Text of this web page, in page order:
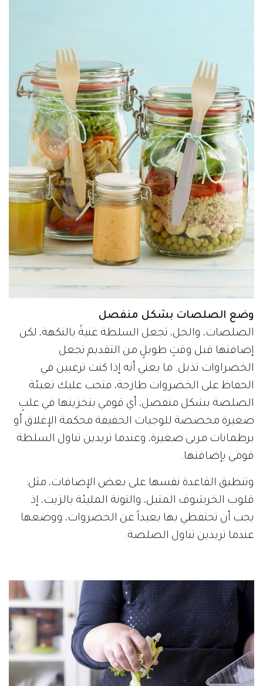
وضع الصلصات بشكل منفصل
الصلصات، والخل، تجعل السلطة غنيةً بالنكهة، لكن
إضافتها قبل وقتٍ طويلٍ من التقديم تجعل
الخضراوات تذبل. ما يعني أنه إذا كنت ترغبين في
الحفاظ على الخضروات طازجة، فتجب عليك تعبئة
الصلصة بشكل منفصل، أي قومي بتخزينها في علبٍ
صغيرة مخصصة للوجبات الخفيفة محكمة الإغلاق أو
برطمانات مربى صغيرة، وعندما تريدين تناول السلطة
قومي بإضافتها.
وتنطبق القاعدة نفسها على بعض الإضافات، مثل:
قلوب الخرشوف المتبل، والتونة المليئة بالزيت، إذ
يجب أن تحتفظي بها بعيداً عن الخضروات، ووضعها
عندما تريدين تناول الصلصة.